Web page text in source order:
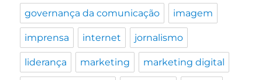
governança da comunicação imagem
imprensa internet jornalismo
liderança marketing marketing digital